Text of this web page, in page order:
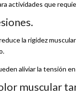
actividades que
la rigidez
aliviar la tensión
muscular